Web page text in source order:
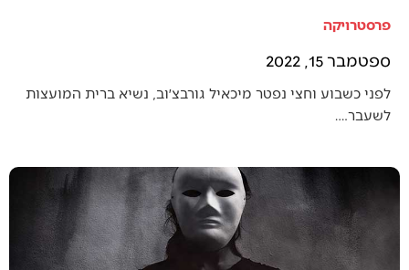
פרסטרויקה
ספטמבר 15, 2022
לפני כשבוע וחצי נפטר מיכאיל גורבצ׳וב, נשיא ברית המועצות
לשעבר.…